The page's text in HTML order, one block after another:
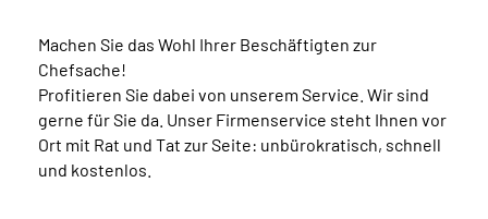
Machen Sie das Wohl Ihrer Beschäftigten zur
Chefsache!
Profitieren Sie dabei von unserem Service. Wir sind
gerne für Sie da. Unser Firmenservice steht Ihnen vor
Ort mit Rat und Tat zur Seite: unbürokratisch, schnell
und kostenlos.